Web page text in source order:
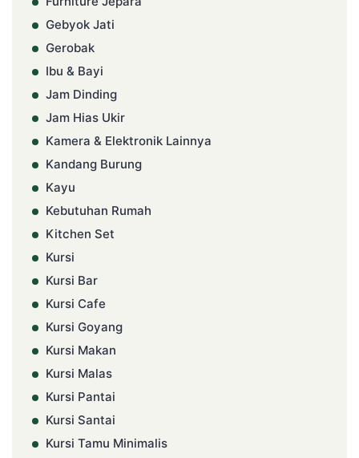
Gebyok Jati
Gerobak
Ibu & Bayi
Jam Dinding
Jam Hias Ukir
Kamera & Elektronik Lainnya
Kandang Burung
Kayu
Kebutuhan Rumah
Kitchen Set
Kursi
Kursi Bar
Kursi Cafe
Kursi Goyang
Kursi Makan
Kursi Malas
Kursi Pantai
Kursi Santai
Kursi Tamu Minimalis